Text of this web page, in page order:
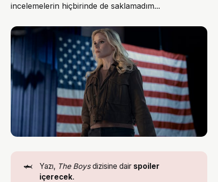
incelemelerin hiçbirinde de saklamadım...
🦈 Yazı, The Boysdizisine dair spoiler
içerecek.